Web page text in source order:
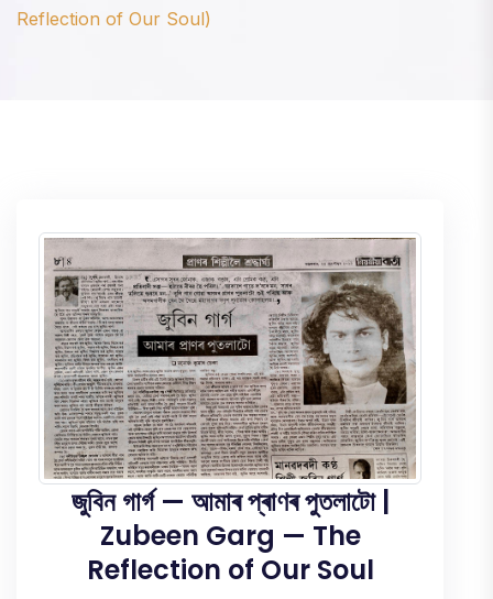
Reflection of Our Soul)
জুবিন গাৰ্গ — আমাৰ প্ৰাণৰ পুতলাটো |
Zubeen Garg — The
Reflection of Our Soul